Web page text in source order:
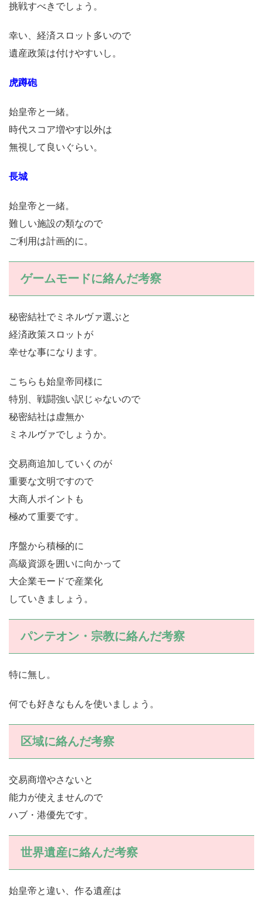
挑戦すべきでしょう。
幸い、経済スロット多いので
遺産政策は付けやすいし。
虎蹲砲
始皇帝と一緒。
時代スコア増やす以外は
無視して良いぐらい。
長城
始皇帝と一緒。
難しい施設の類なので
ご利用は計画的に。
ゲームモードに絡んだ考察
秘密結社でミネルヴァ選ぶと
経済政策スロットが
幸せな事になります。
こちらも始皇帝同様に
特別、戦闘強い訳じゃないので
秘密結社は虚無か
ミネルヴァでしょうか。
交易商追加していくのが
重要な文明ですので
大商人ポイントも
極めて重要です。
序盤から積極的に
高級資源を囲いに向かって
大企業モードで産業化
していきましょう。
パンテオン・宗教に絡んだ考察
特に無し。
何でも好きなもんを使いましょう。
区域に絡んだ考察
交易商増やさないと
能力が使えませんので
ハブ・港優先です。
世界遺産に絡んだ考察
始皇帝と違い、作る遺産は